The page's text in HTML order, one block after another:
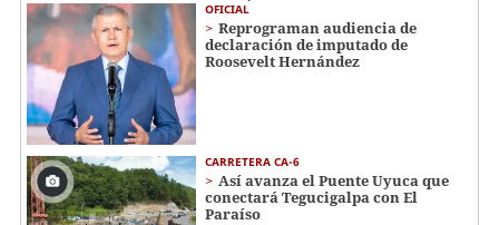
OFICIAL
Reprograman audiencia de
declaración de imputado de
Roosevelt Hernández
CARRETERA CA-6
Así avanza el Puente Uyuca que
conectará Tegucigalpa con El
Paraíso